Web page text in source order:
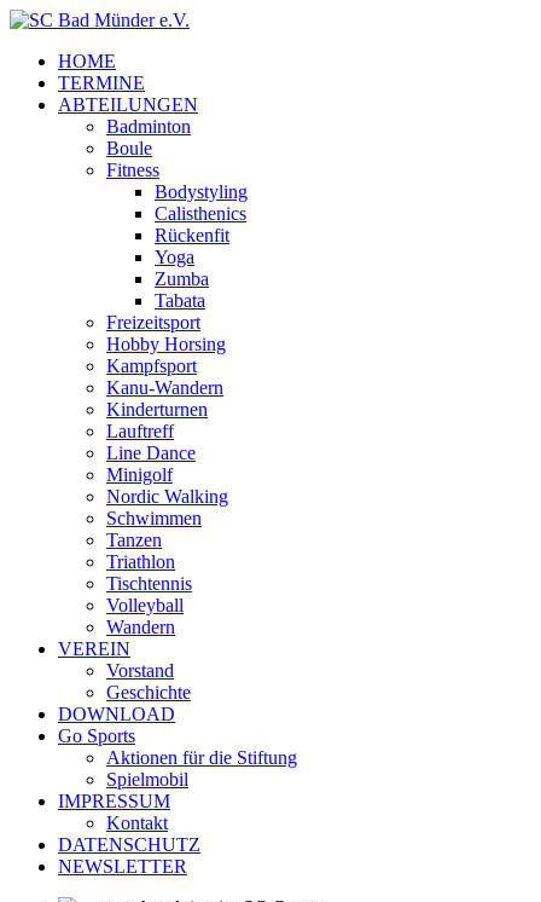
HOME
TERMINE
ABTEILUNGEN
Badminton
Boule
Fitness
Bodystyling
Calisthenics
Rückenfit
Yoga
Zumba
Tabata
Freizeitsport
Hobby Horsing
Kampfsport
Kanu-Wandern
Kinderturnen
Lauftreff
Line Dance
Minigolf
Nordic Walking
Schwimmen
Tanzen
Triathlon
Tischtennis
Volleyball
Wandern
VEREIN
Vorstand
Geschichte
DOWNLOAD
Go Sports
Aktionen für die Stiftung
Spielmobil
IMPRESSUM
Kontakt
DATENSCHUTZ
NEWSLETTER